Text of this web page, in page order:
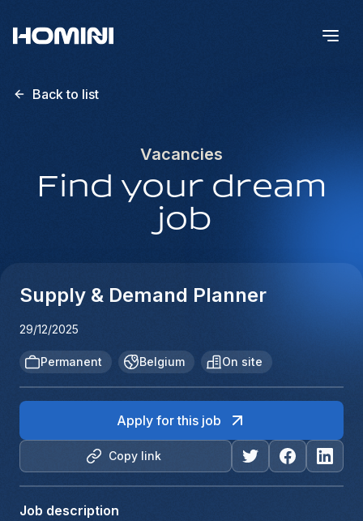
Back to list
Vacancies
Find your dream
job
Supply & Demand Planner
29/12/2025
Permanent Belgium On site
Copy link
Apply for this job
Job description